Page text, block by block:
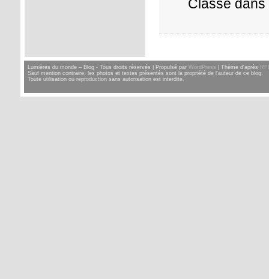
Classé
Lumières du monde – Blog - Tous droits réservés | Propulsé par WordPress | Thème d'après
Sauf mention contraire, les photos et textes présentés sont la propriété de l'auteur de ce blog.
Toute utilisation ou reproduction sans autorisation est interdite.